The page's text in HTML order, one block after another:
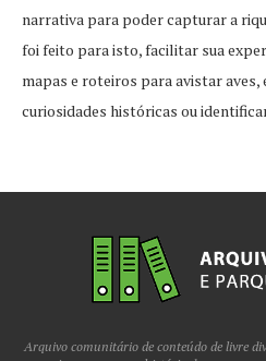
narrativa para poder capturar a
foi feito para isto, facilitar sua
mapas e roteiros para avistar
curiosidades históricas ou
Arquivo comunitário de conteúdo de livre